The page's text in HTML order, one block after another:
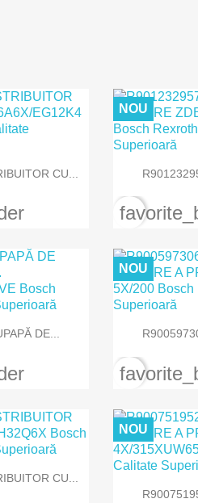
rapidaCU... 
NOU
rapida
DE... 
NOU
rapidaCU...

NOU